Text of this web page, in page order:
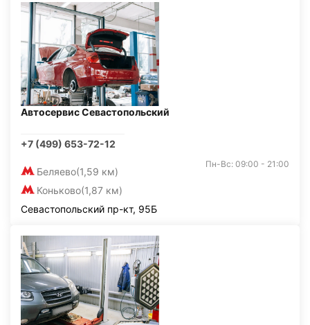
Автосервис Севастопольский
+7 (499) 653-72-12
Беляево(1,59 км)
Коньково(1,87 км)
Пн-Вс: 09:00 - 21:00
Севастопольский пр-кт, 95Б